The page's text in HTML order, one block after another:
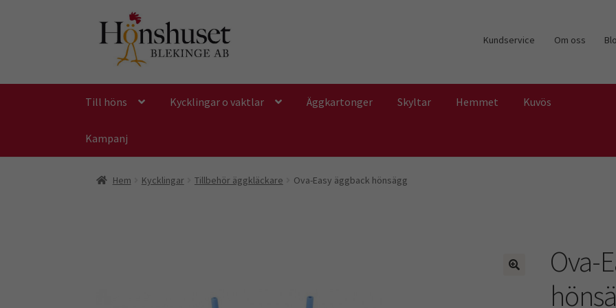
till
navigering
till
innehåll
Kundservice Om oss
Till höns Kycklingar o vaktlar Äggkartonger Skyltar Hemmet Kuvös
Kampanj
Hem Kycklingar Tillbehör äggkläckare Ova-Easy äggback hönsägg
Ova-